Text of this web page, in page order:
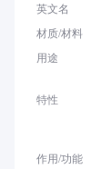
英文名
材质/材料
用途
特性
作用/功能